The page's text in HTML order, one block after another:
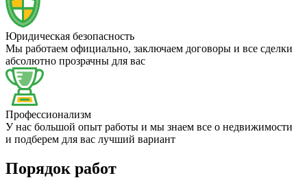
Юридическая безопасность
Мы работаем официально, заключаем договоры и все сделки
абсолютно прозрачны для вас
Профессионализм
У нас большой опыт работы и мы знаем все о недвижимости
и подберем для вас лучший вариант
Порядок работ